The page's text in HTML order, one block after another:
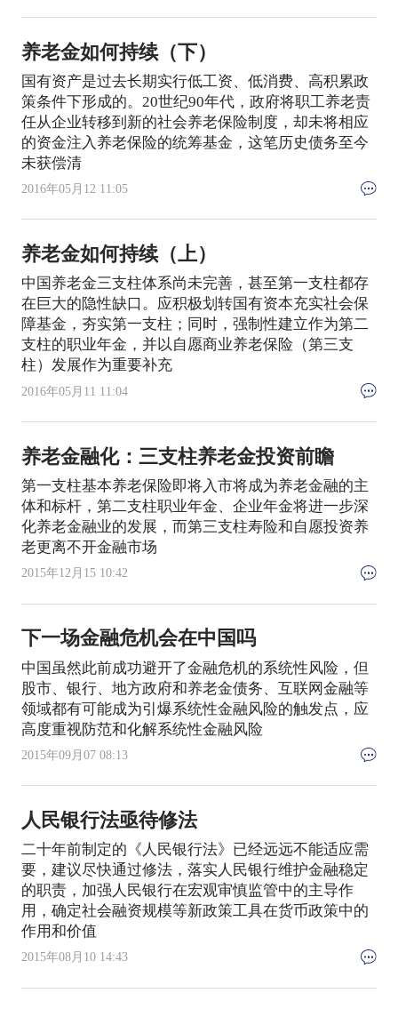
养老金如何持续（下）
国有资产是过去长期实行低工资、低消费、高积累政
策条件下形成的。20世纪90年代，政府将职工养老责
任从企业转移到新的社会养老保险制度，却未将相应
的资金注入养老保险的统筹基金，这笔历史债务至今
未获偿清
2016年05月12 11:05
养老金如何持续（上）
中国养老金三支柱体系尚未完善，甚至第一支柱都存
在巨大的隐性缺口。应积极划转国有资本充实社会保
障基金，夯实第一支柱；同时，强制性建立作为第二
支柱的职业年金，并以自愿商业养老保险（第三支
柱）发展作为重要补充
2016年05月11 11:04
养老金融化：三支柱养老金投资前瞻
第一支柱基本养老保险即将入市将成为养老金融的主
体和标杆，第二支柱职业年金、企业年金将进一步深
化养老金融业的发展，而第三支柱寿险和自愿投资养
老更离不开金融市场
2015年12月15 10:42
下一场金融危机会在中国吗
中国虽然此前成功避开了金融危机的系统性风险，但
股市、银行、地方政府和养老金债务、互联网金融等
领域都有可能成为引爆系统性金融风险的触发点，应
高度重视防范和化解系统性金融风险
2015年09月07 08:13
人民银行法亟待修法
二十年前制定的《人民银行法》已经远远不能适应需
要，建议尽快通过修法，落实人民银行维护金融稳定
的职责，加强人民银行在宏观审慎监管中的主导作
用，确定社会融资规模等新政策工具在货币政策中的
作用和价值
2015年08月10 14:43